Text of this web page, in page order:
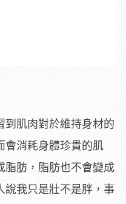
到肌肉對於維持身材的
會消耗身體珍貴的肌
脂肪，脂肪也不會變成
說我只是壯不是胖，事